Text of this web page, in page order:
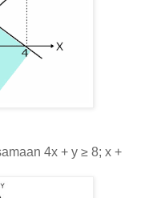
4x + y ≥ 8; x +